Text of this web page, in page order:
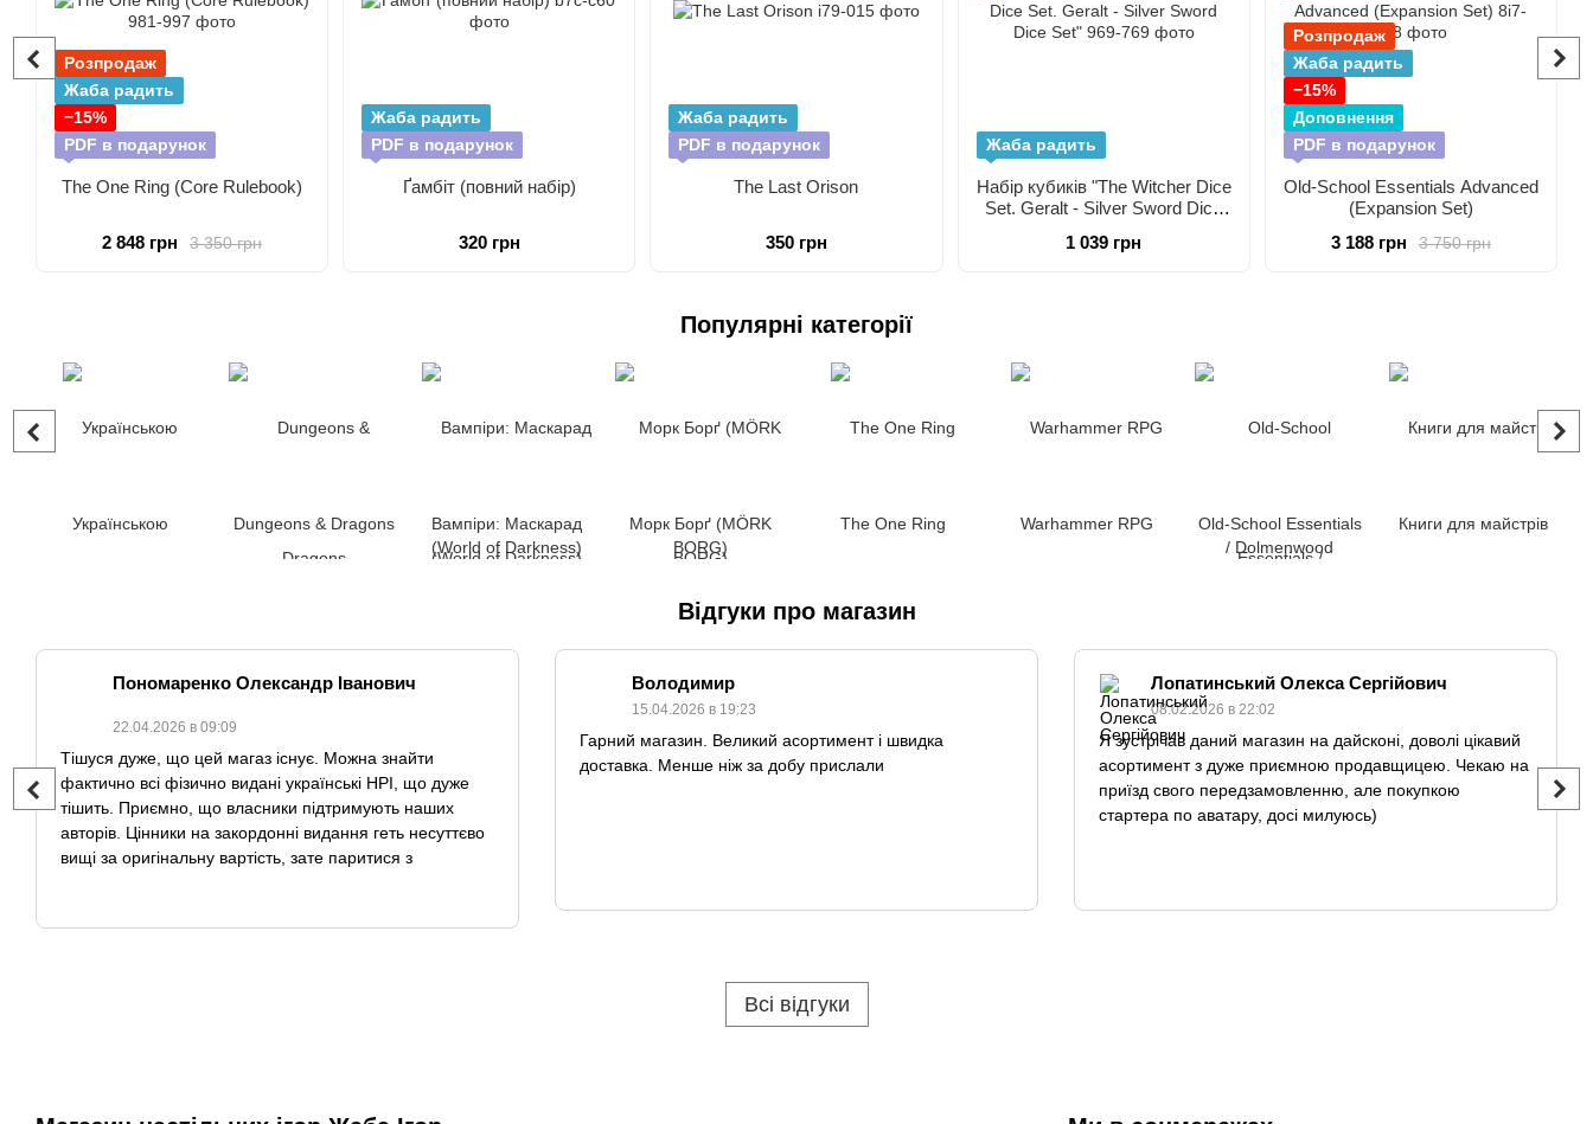
Розпродаж
Жаба радить
−15%
PDF в подарунок
The One Ring (Core Rulebook)
3 350 грн
2 848 грн
Жаба радить
PDF в подарунок
Ґамбіт (повний набір)
320 грн
Жаба радить
PDF в подарунок
The Last Orison
350 грн
Жаба радить
Набір кубиків "The Witcher Dice
Set. Geralt - Silver Sword Dice
1 039 грн
Розпродаж
Жаба радить
−15%
Доповнення
PDF в подарунок
Old-School Essentials Advanced
(Expansion Set)
3 750 грн
3 188 грн
Популярні категорії
Українською Dungeons & Dragons
Вампіри: Маскарад
(World of Darkness)
Морк Борґ (MÖRK
BORG)
The One Ring Warhammer RPG
Old-School Essentials
/ Dolmenwood
Книги для майстрів
Відгуки про магазин
Пономаренко Олександр Іванович
22.04.2026 в 09:09
Тішуся дуже, що цей магаз існує. Можна знайти
фактично всі фізично видані українські НРІ, що дуже
тішить. Приємно, що власники підтримують наших
авторів. Цінники на закордонні видання геть несуттєво
вищі за оригінальну вартість, зате паритися з
приходили книжки з постуканими куточками, бо їх не
Володимир
15.04.2026 в 19:23
Гарний магазин. Великий асортимент і швидка
доставка. Менше ніж за добу прислали
Лопатинський Олекса Сергійович
08.02.2026 в 22:02
Я зустрічав даний магазин на дайсконі, доволі цікавий
асортимент з дуже приємною продавщицею. Чекаю на
приїзд свого передзамовленню, але покупкою
стартера по аватару, досі милуюсь)
Всі відгуки